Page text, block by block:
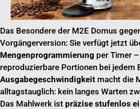
Das Besondere der M2E Domus
Vorgängerversion: Sie verfügt jetzt
Mengenprogrammierung per Timer
reproduzierbare Portionen bei jedem
Ausgabegeschwindigkeit macht die
alltagstauglich: kein langes Warten
Das Mahlwerk ist präzise stufenlos